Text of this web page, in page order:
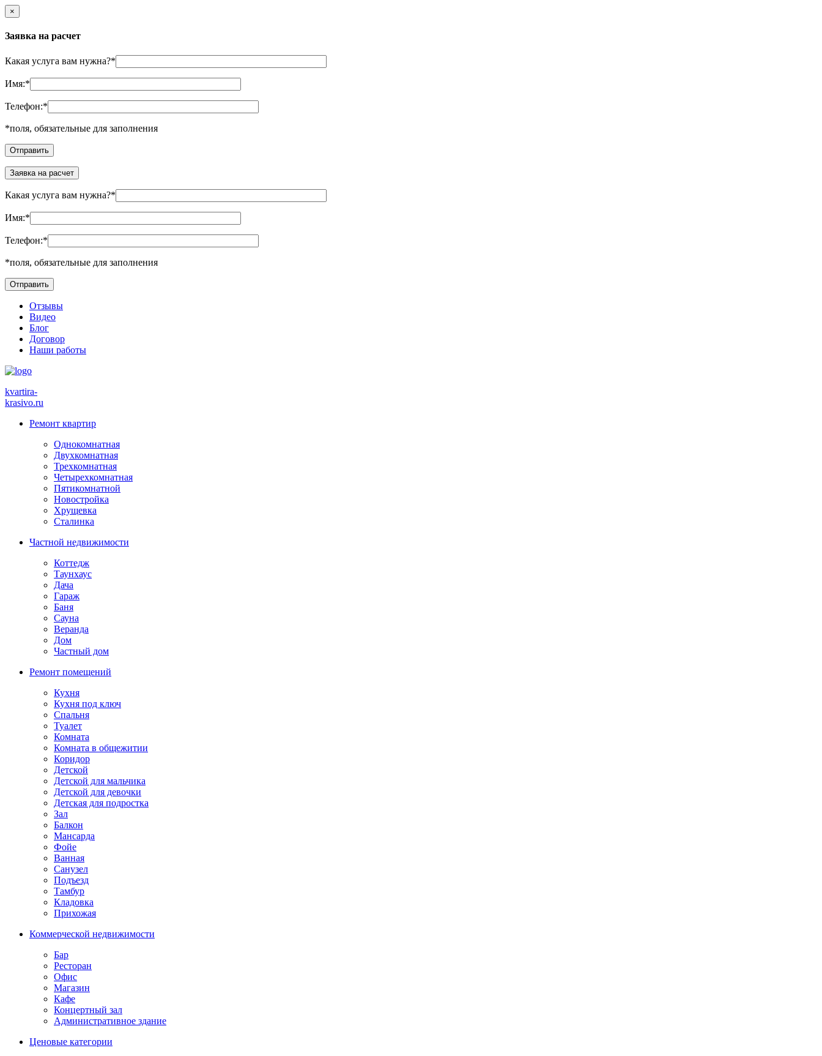
×
Заявка на расчет
Какая услуга вам нужна?*
Имя:*
Телефон:*
*поля, обязательные для заполнения
Заявка на расчет
Какая услуга вам нужна?*
Имя:*
Телефон:*
*поля, обязательные для заполнения
Отзывы
Видео
Блог
Договор
Наши работы
kvartira-
krasivo.ru
Ремонт квартир
Однокомнатная
Двухкомнатная
Трехкомнатная
Четырехкомнатная
Пятикомнатной
Новостройка
Хрущевка
Сталинка
Частной недвижимости
Коттедж
Таунхаус
Дача
Гараж
Баня
Сауна
Веранда
Дом
Частный дом
Ремонт помещений
Кухня
Кухня под ключ
Спальня
Туалет
Комната
Комната в общежитии
Коридор
Детской
Детской для мальчика
Детской для девочки
Детская для подростка
Зал
Балкон
Мансарда
Фойе
Ванная
Санузел
Подъезд
Тамбур
Кладовка
Прихожая
Коммерческой недвижимости
Бар
Ресторан
Офис
Магазин
Кафе
Концертный зал
Административное здание
Ценовые категории